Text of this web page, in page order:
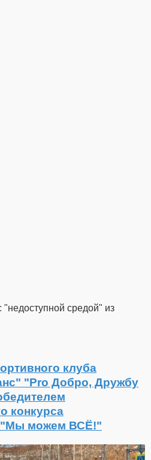
средой" из
клуба
"Pro Добро, Дружбу
конкурса
"Мы можем ВСЁ!"